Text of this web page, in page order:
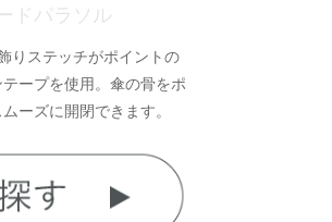
ドパラソル
りステッチがポイントの
ープを使用。傘の骨をポ
ーズに開閉できます。